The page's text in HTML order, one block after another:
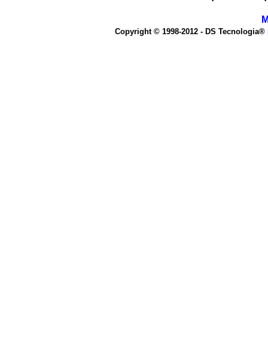
Copyright © 1998-2012 - DS Tecnologia®